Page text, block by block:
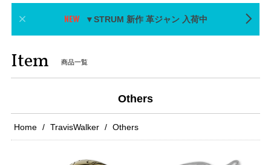
▼STRUM 新作 革ジャン 入荷中
Item 商品一覧
Others
Home TravisWalker Others